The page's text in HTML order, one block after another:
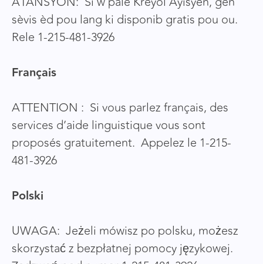
sèvis èd pou lang ki disponib gratis pou ou.
Rele 1-215-481-3926
Français
ATTENTION : Si vous parlez français, des
services d’aide linguistique vous sont
proposés gratuitement. Appelez le 1-215-
481-3926
Polski
UWAGA: Jeżeli mówisz po polsku, możesz
skorzystać z bezpłatnej pomocy językowej.